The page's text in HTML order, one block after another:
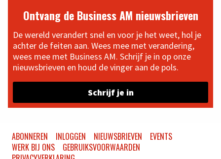
Ontvang de Business AM nieuwsbrieven
De wereld verandert snel en voor je het weet, hol je
achter de feiten aan. Wees mee met verandering,
wees mee met Business AM. Schrijf je in op onze
nieuwsbrieven en houd de vinger aan de pols.
Schrijf je in
ABONNEREN INLOGGEN NIEUWSBRIEVEN
EVENTS
WERK BIJ ONS
GEBRUIKSVOORWAARDEN